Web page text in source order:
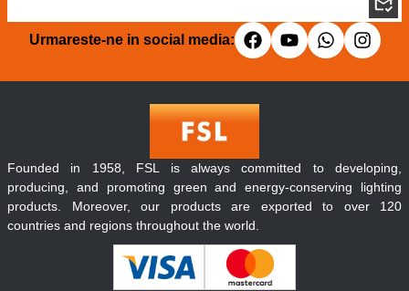
Urmareste-ne in social media:
Founded in 1958, FSL is always committed to developing,
producing, and promoting green and energy-conserving lighting
products. Moreover, our products are exported to over 120
countries and regions throughout the world.